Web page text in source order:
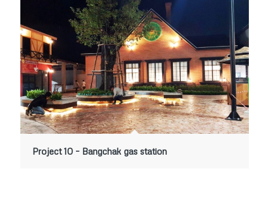
Project 10 – Bangchak gas station